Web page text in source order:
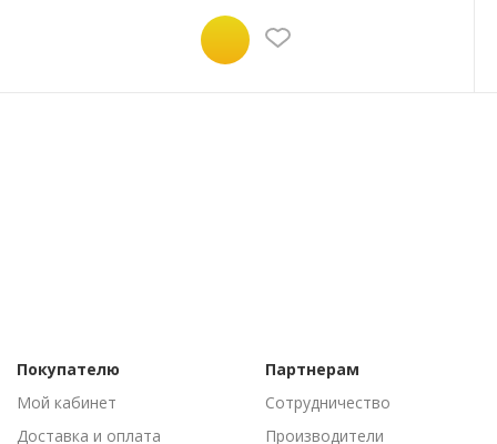
Покупателю
Мой кабинет
Доставка и оплата
Партнерам
Сотрудничество
Производители